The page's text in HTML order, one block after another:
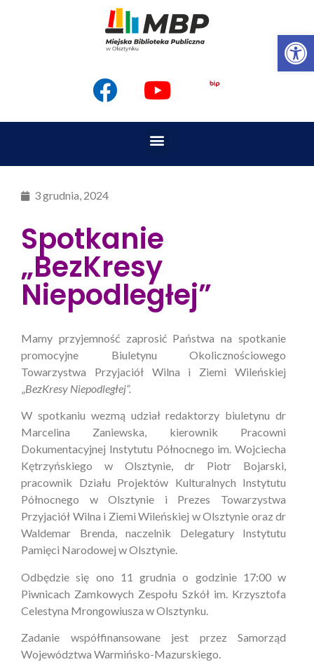
3 grudnia, 2024
Spotkanie
„BezKresy
Niepodległej”
Mamy przyjemność zaprosić Państwa na spotkanie
promocyjne Biuletynu Okolicznościowego
Towarzystwa Przyjaciół Wilna i Ziemi Wileńskiej
„BezKresy Niepodległej”.
W spotkaniu wezmą udział redaktorzy biuletynu dr
Marcelina Zaniewska, kierownik Pracowni
Dokumentacyjnej Instytutu Północnego im. Wojciecha
Kętrzyńskiego w Olsztynie, dr Piotr Bojarski,
pracownik Działu Projektów Kulturalnych Instytutu
Północnego w Olsztynie i Prezes Towarzystwa
Przyjaciół Wilna i Ziemi Wileńskiej w Olsztynie oraz dr
Waldemar Brenda, naczelnik Delegatury Instytutu
Pamięci Narodowej w Olsztynie.
Odbędzie się ono 11 grudnia o godzinie 17:00 w
Piwnicach Zamkowych Zespołu Szkół im. Krzysztofa
Celestyna Mrongowiusza w Olsztynku.
Zadanie współfinansowane jest przez Samorząd
Województwa Warmińsko-Mazurskiego.